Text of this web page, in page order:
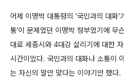
어제 이명박 대통령의 '국민과의 대화'
통'이 문제였던 이명박 정부였기에 무
대로 세종시와 4대강 살리기에 대한
시간이었다. 국민과의 대화나 소통이
는 자신의 말만 맞다는 이야기만 했다.